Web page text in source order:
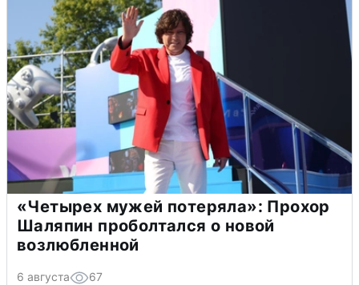
«Четырех мужей потеряла»: Прохор
Шаляпин проболтался о новой
возлюбленной
6 августа 67